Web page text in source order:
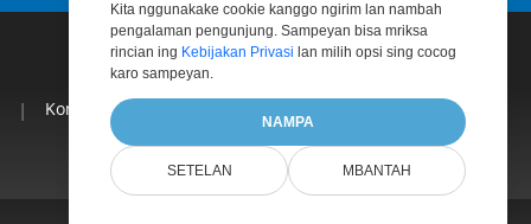
| Konsultasi Sing Dibayar |
Kita nggunakake cookie kanggo ngirim lan nambah
pengalaman pengunjung. Sampeyan bisa mriksa
rincian ing Kebijakan Privasi lan milih opsi sing cocog
karo sampeyan.
NAMPA
SETELAN MBANTAH